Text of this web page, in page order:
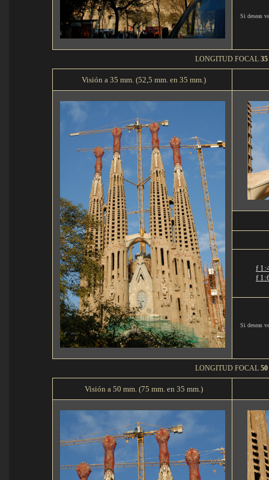
Si deseas
LONGITUD FOCAL 35
Visión a 35 mm. (52,5 mm. en 35 mm.)
f
f
Si deseas
LONGITUD FOCAL 50
Visión a 50 mm. (75 mm. en 35 mm.)